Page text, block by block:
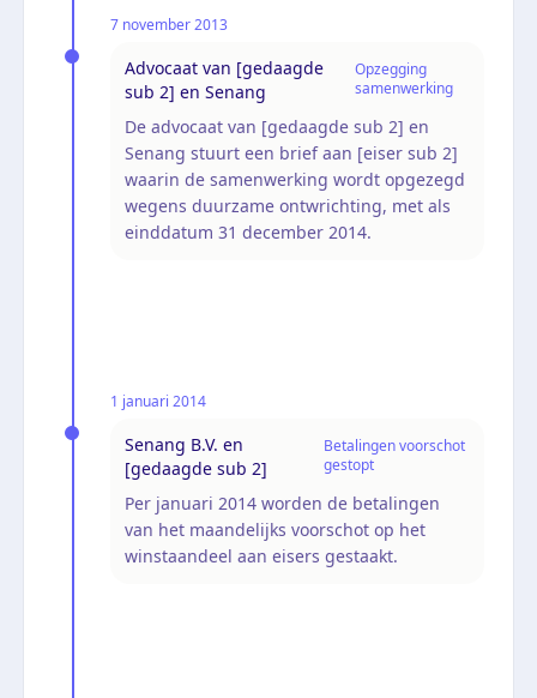
7 november 2013
Advocaat van [gedaagde
sub 2] en Senang
Opzegging
samenwerking
De advocaat van [gedaagde sub 2] en
Senang stuurt een brief aan [eiser sub 2]
waarin de samenwerking wordt opgezegd
wegens duurzame ontwrichting, met als
einddatum 31 december 2014.
1 januari 2014
Senang B.V. en
[gedaagde sub 2]
Betalingen voorschot
gestopt
Per januari 2014 worden de betalingen
van het maandelijks voorschot op het
winstaandeel aan eisers gestaakt.